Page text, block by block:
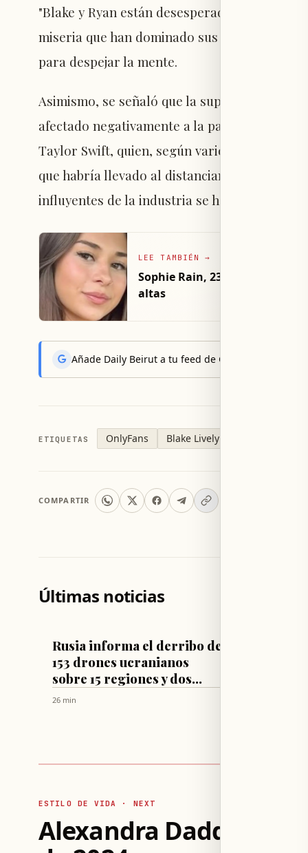
"Blake y Ryan están desesperados por un
miseria que han dominado sus vidas".
para despejar la mente.
Asimismo, se señaló que la supuesta
afectado negativamente a la pareja.
Taylor Swift, quien, según varios reportes,
que habría llevado al distanciamiento entre
influyentes de la industria se han apartado
LEE TAMBIÉN →
Sophie Rain, 23, muestra su
altas
Añade Daily Beirut a tu feed de Google News y
ETIQUETAS OnlyFans Blake Lively
COMPARTIR
Últimas noticias
Rusia informa el derribo de
153 drones ucranianos
sobre 15 regiones y dos
mares
26 min
ESTILO DE VIDA · NEXT
Alexandra Daddario,